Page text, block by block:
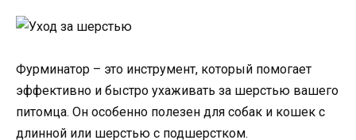
Фурминатор – это инструмент, который помогает
эффективно и быстро ухаживать за шерстью вашего
питомца. Он особенно полезен для собак и кошек с
длинной или шерстью с подшерстком.